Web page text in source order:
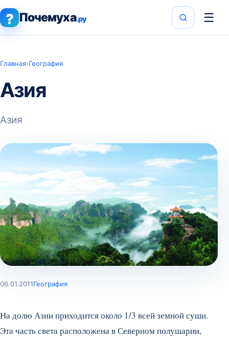
? Почемуха.ру ☰
Главная›География
Азия
Азия
06.01.2011География
На долю Азии приходится около 1/3 всей земной суши.
Эта часть света расположена в Северном полушарии,